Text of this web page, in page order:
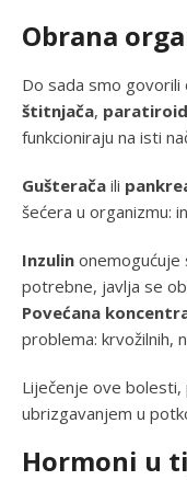
Obrana
Do sada smo govorili
štitnjača,
funkcioniraju na isti
Gušterača ili
šećera u organizmu:
Inzulin onemogućuje
potrebne, javlja se
Povećana
problema: krvožilnih,
Liječenje ove
ubrizgavanjem u
Hormoni u